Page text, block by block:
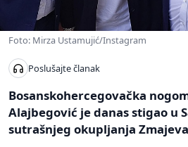
Foto: Mirza Ustamujić/Instagram
Poslušajte članak
Bosanskohercegovačka
Alajbegović je danas stigao u
sutrašnjeg okupljanja